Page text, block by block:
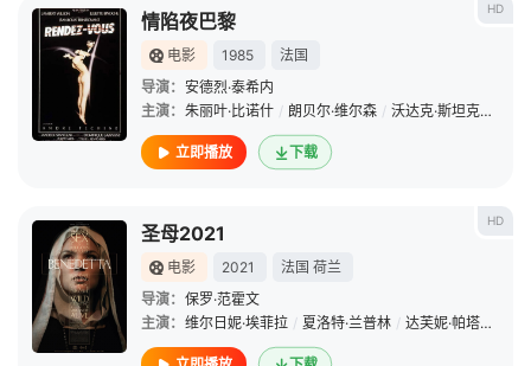
HD
情陷夜巴黎
电影 1985
法国
导演： 安德烈·泰希内
主演： 朱丽叶·比诺什 / 朗贝尔·维尔森 / 沃达克·斯坦克才克
立即播放 下载
HD
圣母2021
电影 2021 法国 荷兰
导演： 保罗·范霍文
主演： 维尔日妮·埃菲拉 / 夏洛特·兰普林 / 达芙妮·帕塔基亚